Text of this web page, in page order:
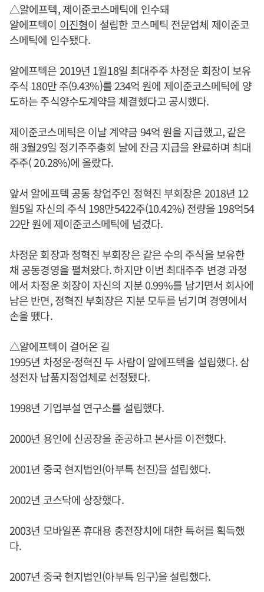
△알에프텍, 제이준코스메틱에 인수돼
알에프텍이 이진형이 설립한 코스메틱 전문업체 제이준코
스메틱에 인수됐다.
알에프텍은 2019년 1월18일 최대주주 차정운 회장이 보유
주식 180만 주(9.43%)를 234억 원에 제이준코스메틱에 양
도하는 주식양수도계약을 체결했다고 공시했다.
제이준코스메틱은 이날 계약금 94억 원을 지급했고, 같은
해 3월29일 정기주주총회 날에 잔금 지급을 완료하며 최대
주주( 20.28%)에 올랐다.
앞서 알에프텍 공동 창업주인 정혁진 부회장은 2018년 12
월5일 자신의 주식 198만5422주(10.42%) 전량을 198억54
22만 원에 제이준코스메틱에 넘겼다.
차정운 회장과 정혁진 부회장은 같은 수의 주식을 보유한
채 공동경영을 펼쳐왔다. 하지만 이번 최대주주 변경 과정
에서 차정운 회장이 자신의 지분 0.99%를 남기면서 회사에
남은 반면, 정혁진 부회장은 지분 모두를 넘기며 경영에서
손을 뗐다.
△알에프텍이 걸어온 길
1995년 차정운·정혁진 두 사람이 알에프텍을 설립했다. 삼
성전자 납품지정업체로 선정됐다.
1998년 기업부설 연구소를 설립했다.
2000년 용인에 신공장을 준공하고 본사를 이전했다.
2001년 중국 현지법인(아부특 천진)을 설립했다.
2002년 코스닥에 상장했다.
2003년 모바일폰 휴대용 충전장치에 대한 특허를 획득했
다.
2007년 중국 현지법인(아부특 임구)을 설립했다.